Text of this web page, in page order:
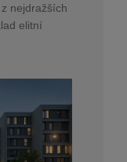
nejdražších
elitní